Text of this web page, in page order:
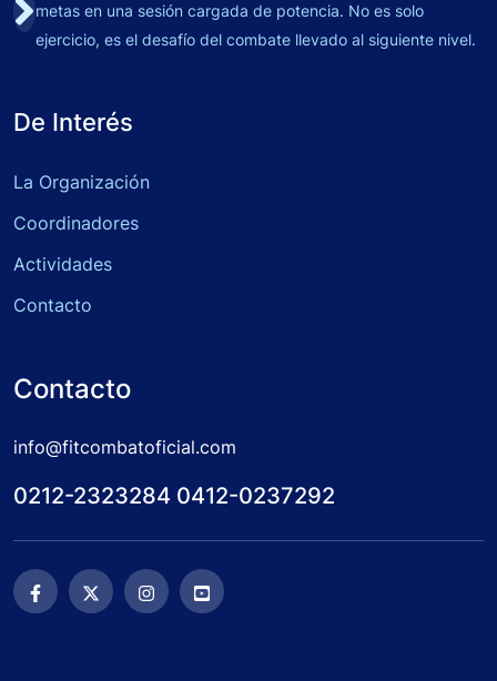
metas en una sesión cargada de potencia. No es solo
ejercicio, es el desafío del combate llevado al siguiente nivel.
De Interés
La Organización
Coordinadores
Actividades
Contacto
Contacto
info@fitcombatoficial.com
0212-2323284 0412-0237292